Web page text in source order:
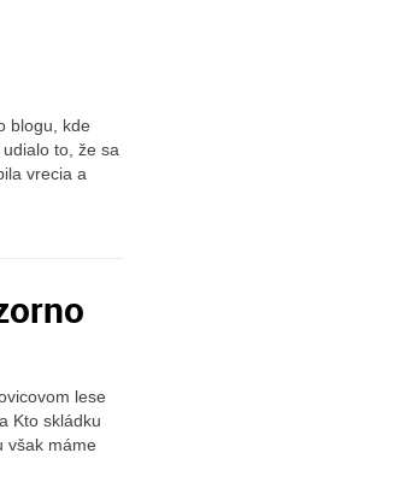
blogu, kde
to, že sa
vrecia a
lese
Kto skládku
však máme